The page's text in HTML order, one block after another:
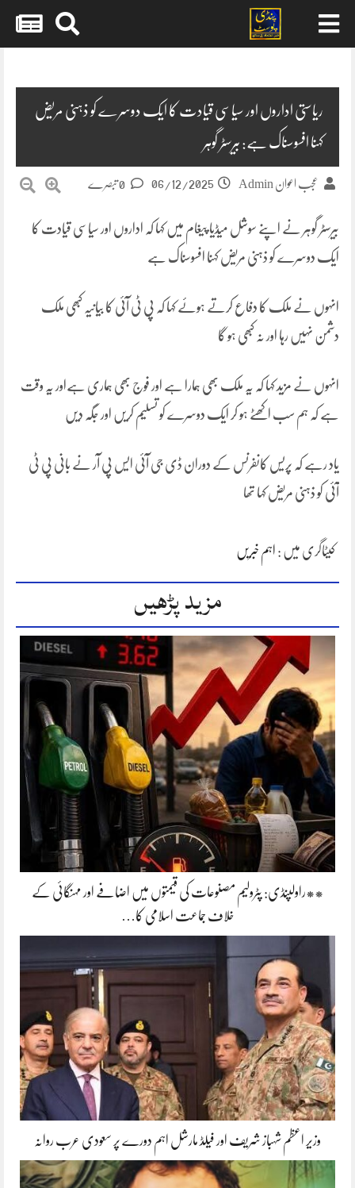
ریاستی اداروں اور سیاسی قیادت کا ایک دوسرے کو ذہنی مریض
کہنا افسوسناک ہے: بیرسٹر گوہر
عجب اعوان Admin 06/12/2025
بیرسٹر گوہر نے اپنے سوشل میڈیا پیغام میں کہا کہ اداروں اور سیاسی قیادت کا
ایک دوسرے کو ذہنی مریض کہنا افسوسناک ہے
انہوں نے ملک کا دفاع کرتے ہوئے کہا کہ پی ٹی آئی کا بیانیہ کبھی ملک
دشمن نہیں رہا اور نہ کبھی ہو گا
انہوں نے مزید کہا کہ یہ ملک بھی ہمارا ہے اور فوج بھی ہماری ہےاور یہ وقت
ہے کہ ہم سب اکھٹے ہو کر ایک دوسرے کو تسلیم کریں اور جگہ دیں
یاد رہے کہ پریس کانفرنس کے دوران ڈی جی آئی ایس پی آر نے بانی پی ٹی
آئی کو ذہنی مریض کہا تھا
کیٹاگری میں : اہم خبریں
مزید پڑھیں
**راولپنڈی: پٹرولیم مصنوعات کی قیمتوں میں اضافے اور مہنگائی کے
خلاف جماعت اسلامی کا…
وزیر اعظم شہباز شریف اور فیلڈ مارشل اہم دورے پر سعودی عرب روانہ